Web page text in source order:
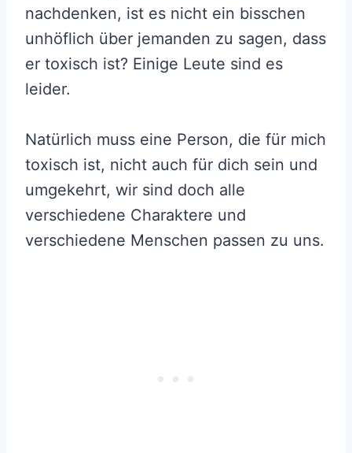
nachdenken, ist es nicht ein bisschen
unhöflich über jemanden zu sagen, dass
er toxisch ist? Einige Leute sind es
leider.
Natürlich muss eine Person, die für mich
toxisch ist, nicht auch für dich sein und
umgekehrt, wir sind doch alle
verschiedene Charaktere und
verschiedene Menschen passen zu uns.